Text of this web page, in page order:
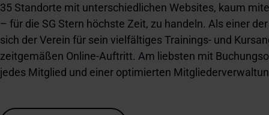
35 Standorte mit unterschiedlichen Websites, kaum
– für die SG Stern höchste Zeit, zu handeln. Als einer
sich der Verein für sein vielfältiges Trainings- und
zeitgemäßen Online-Auftritt. Am liebsten mit
jedes Mitglied und einer optimierten